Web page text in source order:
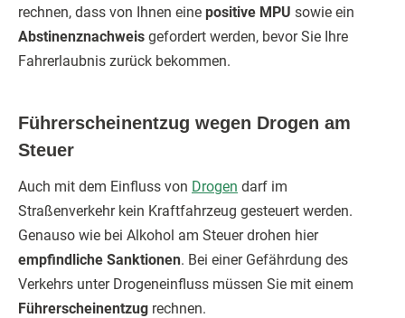
rechnen, dass von Ihnen eine positive MPU sowie ein
Abstinenznachweis gefordert werden, bevor Sie Ihre
Fahrerlaubnis zurück bekommen.
Führerscheinentzug wegen Drogen am
Steuer
Auch mit dem Einfluss von Drogen darf im
Straßenverkehr kein Kraftfahrzeug gesteuert werden.
Genauso wie bei Alkohol am Steuer drohen hier
empfindliche Sanktionen. Bei einer Gefährdung des
Verkehrs unter Drogeneinfluss müssen Sie mit einem
Führerscheinentzug rechnen.